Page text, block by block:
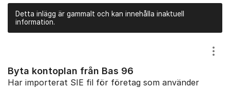
Detta inlägg är gammalt och kan innehålla inaktuell
information.
Byta kontoplan från Bas 96
Har importerat SIE fil för företag som använder